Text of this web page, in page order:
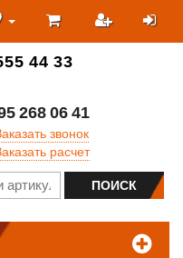
44 33
268 06 41
звонок
расчет